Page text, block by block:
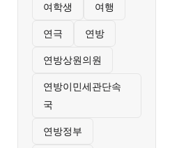
여학생 여행
연극 연방
연방상원의원
연방이민세관단속
국
연방정부